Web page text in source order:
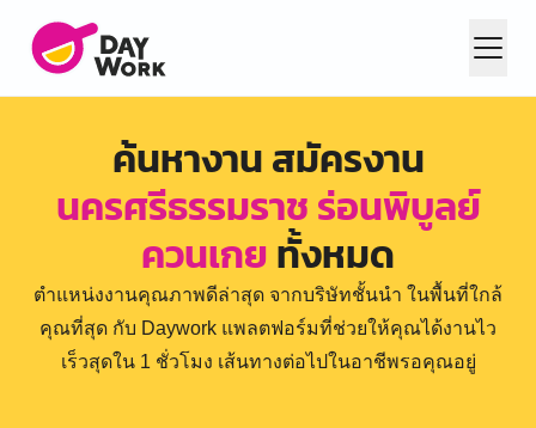
ค้นหางาน สมัครงาน
นครศรีธรรมราช ร่อนพิบูลย์
ควนเกยทั้งหมด
ตำแหน่งงานคุณภาพดีล่าสุด จากบริษัทชั้นนำ ในพื้นที่ใกล้
คุณที่สุด กับ Daywork แพลตฟอร์มที่ช่วยให้คุณได้งานไว
เร็วสุดใน 1 ชั่วโมง เส้นทางต่อไปในอาชีพรอคุณอยู่